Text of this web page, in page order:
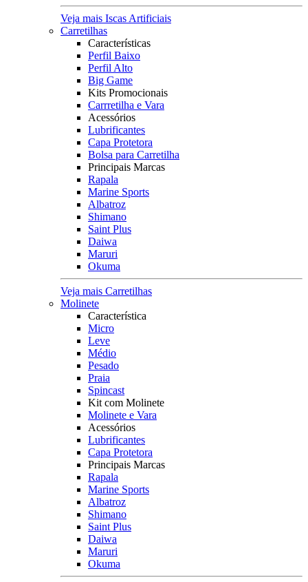
Veja mais Iscas Artificiais
Carretilhas
Características
Perfil Baixo
Perfil Alto
Big Game
Kits Promocionais
Carrretilha e Vara
Acessórios
Lubrificantes
Capa Protetora
Bolsa para Carretilha
Principais Marcas
Rapala
Marine Sports
Albatroz
Shimano
Saint Plus
Daiwa
Maruri
Okuma
Veja mais Carretilhas
Molinete
Característica
Micro
Leve
Médio
Pesado
Praia
Spincast
Kit com Molinete
Molinete e Vara
Acessórios
Lubrificantes
Capa Protetora
Principais Marcas
Rapala
Marine Sports
Albatroz
Shimano
Saint Plus
Daiwa
Maruri
Okuma